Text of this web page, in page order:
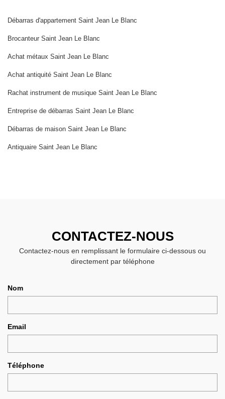
Débarras d'appartement Saint Jean Le Blanc
Brocanteur Saint Jean Le Blanc
Achat métaux Saint Jean Le Blanc
Achat antiquité Saint Jean Le Blanc
Rachat instrument de musique Saint Jean Le Blanc
Entreprise de débarras Saint Jean Le Blanc
Débarras de maison Saint Jean Le Blanc
Antiquaire Saint Jean Le Blanc
CONTACTEZ-NOUS
Contactez-nous en remplissant le formulaire ci-dessous ou
directement par téléphone
Nom
Email
Téléphone